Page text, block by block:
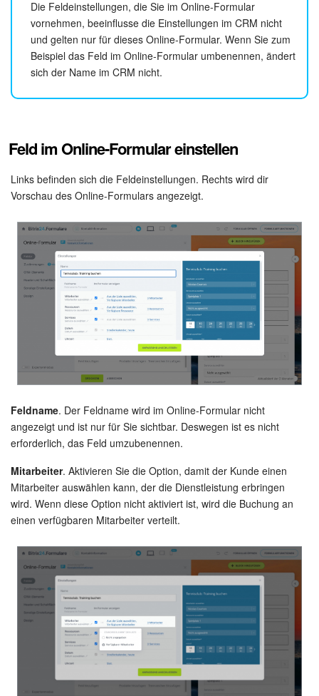
KOSTENFREI STARTEN
LOGIN
Die Feldeinstellungen, die Sie im Online-Formular
vornehmen, beeinflusse die Einstellungen im CRM nicht
und gelten nur für dieses Online-Formular. Wenn Sie zum
Beispiel das Feld im Online-Formular umbenennen, ändert
sich der Name im CRM nicht.
Feld im Online-Formular einstellen
Links befinden sich die Feldeinstellungen. Rechts wird dir
Vorschau des Online-Formulars angezeigt.
Feldname. Der Feldname wird im Online-Formular nicht
angezeigt und ist nur für Sie sichtbar. Deswegen ist es nicht
erforderlich, das Feld umzubenennen.
Mitarbeiter. Aktivieren Sie die Option, damit der Kunde einen
Mitarbeiter auswählen kann, der die Dienstleistung erbringen
wird. Wenn diese Option nicht aktiviert ist, wird die Buchung an
einen verfügbaren Mitarbeiter verteilt.